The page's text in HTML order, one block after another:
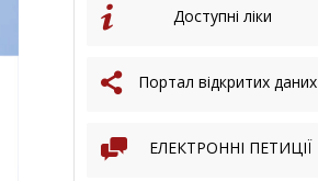
Доступні ліки
Портал відкритих даних
ЕЛЕКТРОННІ ПЕТИЦІЇ